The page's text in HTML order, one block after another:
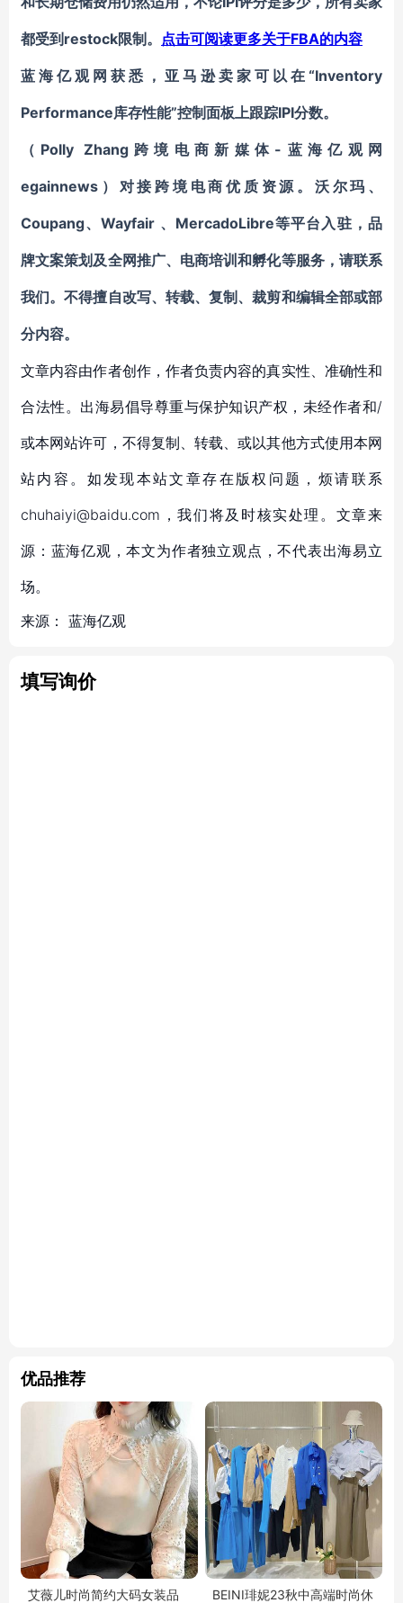
都受到 restock限制。 点击可阅读更多关于FBA的内容
蓝海亿观网获悉， 亚马逊卖家 可以在 “Inventory
Performance库存性能”控制面板 上跟踪IPI分数。
（ Polly Zhang跨境电商新媒体 -蓝海亿观网
egainnews）对接跨境电商优质资源。 沃尔玛、
Coupang、Wayfair 、 MercadoLibre等平台入驻 ，品
牌文案策划及全网推广、电商培训和孵化等服务，请联系
我们。不得擅自改写、转载、复制、裁剪和编辑全部或部
分内容。
文章内容由作者创作，作者负责内容的真实性、准确性和
合法性。出海易倡导尊重与保护知识产权，未经作者和/
或本网站许可，不得复制、转载、或以其他方式使用本网
站内容。如发现本站文章存在版权问题，烦请联系
chuhaiyi@baidu.com，我们将及时核实处理。文章来
源：蓝海亿观，本文为作者独立观点，不代表出海易立
场。
来源： 蓝海亿观
填写询价
优品推荐
艾薇儿时尚简约大码女装品
BEINI琲妮23秋中高端时尚休